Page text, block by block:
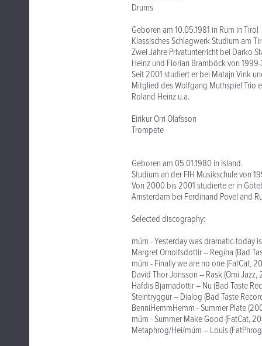
Drums
Geboren am 10.05.1981 in Rum in Tirol
Klassisches Schlagwerk Studium am
Zwei Jahre Privatunterricht bei Darko
Heinz und Florian Bramböck von
Seit 2001 studiert er bei Matajn Vink
Mitglied des Wolfgang Muthspiel Trio
Roland Heinz u.a.
Eirikur Orri Olafsson
Trompete
Geboren am 05.01.1980 in Island.
Studium an der FIH Musikschule von
Von 2000 bis 2001 studierte er in
Amsterdam bei Ferdinand Povel and
Selected discography:
múm - Yesterday was dramatic-today
Margret Ornolfsdottir – Regína (Bad
múm - Finally we are no one (FatCat,
David Thor Jonsson – Rask (Omi Jazz,
Hafdis Bjarnadottir – Nu (Bad Taste
Steintryggur – Dialog (Bad Taste
BenniHemmHemm - Summer Plate
múm - Summer Make Good (FatCat,
Metaphrog/Hei/múm – Louis